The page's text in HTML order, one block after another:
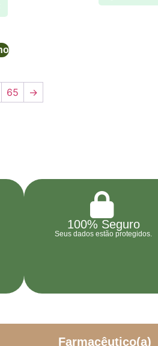
65 →
100% Seguro
Seus dados estão protegidos.
Farmacêutico(a)